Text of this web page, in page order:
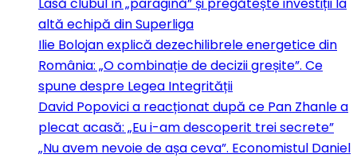
altă echipă din Superliga
Ilie Bolojan explică dezechilibrele energetice din
România: „O combinație de decizii greșite”. Ce
spune despre Legea Integrității
David Popovici a reacționat după ce Pan Zhanle a
plecat acasă: „Eu i-am descoperit trei secrete”
„Nu avem nevoie de așa ceva”. Economistul Daniel